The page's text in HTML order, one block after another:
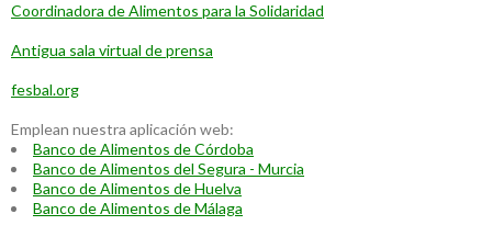
Coordinadora de Alimentos para la Solidaridad
Antigua sala virtual de prensa
fesbal.org
Emplean nuestra aplicación web:
Banco de Alimentos de Córdoba
Banco de Alimentos del Segura - Murcia
Banco de Alimentos de Huelva
Banco de Alimentos de Málaga